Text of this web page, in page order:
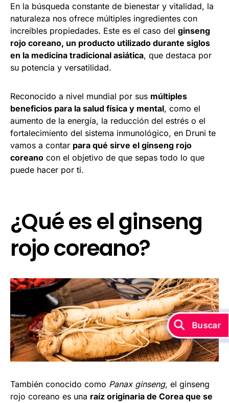
En la búsqueda constante de bienestar y vitalidad, la
naturaleza nos ofrece múltiples ingredientes con
increíbles propiedades. Este es el caso del ginseng
rojo coreano, un producto utilizado durante siglos
en la medicina tradicional asiática, que destaca por
su potencia y versatilidad.
Reconocido a nivel mundial por sus múltiples
beneficios para la salud física y mental, como el
aumento de la energía, la reducción del estrés o el
fortalecimiento del sistema inmunológico, en Druni te
vamos a contar para qué sirve el ginseng rojo
coreano con el objetivo de que sepas todo lo que
puede hacer por ti.
¿Qué es el ginseng
rojo coreano?
También conocido como Panax ginseng, el ginseng
rojo coreano es una raíz originaria de Corea que se